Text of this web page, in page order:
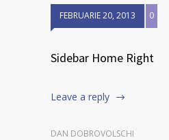
FEBRUARIE 20, 2013 0
Sidebar Home Right
Leave a reply
DAN DOBROVOLSCHI